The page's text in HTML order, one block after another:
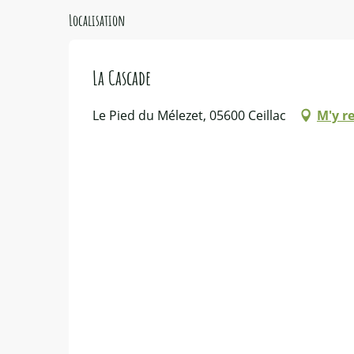
Localisation
La Cascade
Le Pied du Mélezet, 05600 Ceillac M'y